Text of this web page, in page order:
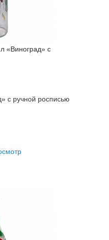
«Виноград» с
с ручной росписью